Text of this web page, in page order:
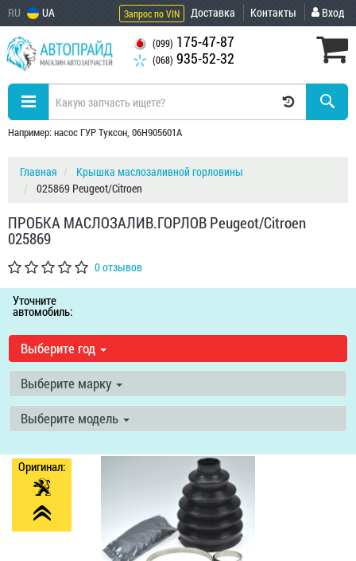
RU UA Запрос по VIN Доставка Контакты Вход
(099) 175-47-87
(068) 935-52-32
Например: насос ГУР Туксон, 06H905601A
Главная
Крышка маслозаливной горловины
025869 Peugeot/Citroen
ПРОБКА МАСЛОЗАЛИВ.ГОРЛОВ Peugeot/Citroen
025869
0 отзывов
Уточните
автомобиль:
Выберите год
Выберите марку
Выберите модель
Оригинал: